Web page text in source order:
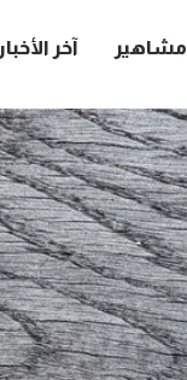
مشاهير آخر الأخبار